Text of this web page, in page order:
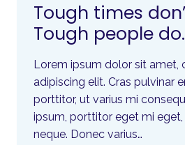
Tough times
Tough people do.
Lorem ipsum dolor sit amet,
adipiscing elit. Cras pulvinar
porttitor, ut varius mi
ipsum, porttitor eget mi
neque. Donec varius…